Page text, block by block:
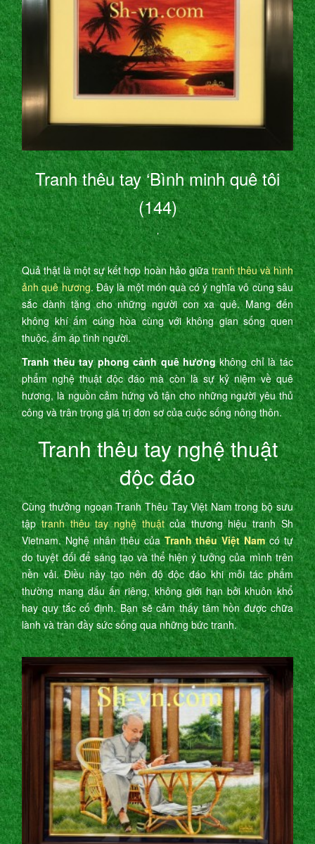
Tranh thêu tay ‘Bình minh quê tôi
(144)
’
Quả thật là một sự kết hợp hoàn hảo giữatranh thêu và hình
ảnh quê hương. Đây là một món quà có ý nghĩa vô cùng sâu
sắc dành tặng cho những người con xa quê. Mang đến
không khí ấm cúng hòa cùng với không gian sống quen
thuộc, ấm áp tình người.
Tranh thêu tay phong cảnh quê hươngkhông chỉ là tác
phẩm nghệ thuật độc đáo mà còn là sự kỷ niệm về quê
hương, là nguồn cảm hứng vô tận cho những người yêu thủ
công và trân trọng giá trị đơn sơ của cuộc sống nông thôn.
Tranh thêu tay nghệ thuật
độc đáo
Cùng thưởng ngoạn Tranh Thêu Tay Việt Nam trong bộ sưu
tậptranh thêu tay nghệ thuậtcủa thương hiệu tranh Sh
Vietnam. Nghệ nhân thêu của Tranh thêu Việt Namcó tự
do tuyệt đối để sáng tạo và thể hiện ý tưởng của mình trên
nền vải. Điều này tạo nên độ độc đáo khi mỗi tác phẩm
thường mang dấu ấn riêng, không giới hạn bởi khuôn khổ
hay quy tắc cố định. Bạn sẽ cảm thấy tâm hồn được chữa
lành và tràn đầy sức sống qua những bức tranh.